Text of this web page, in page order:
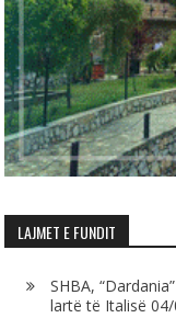
LAJMET E FUNDIT
SHBA,
lartë të Italisë